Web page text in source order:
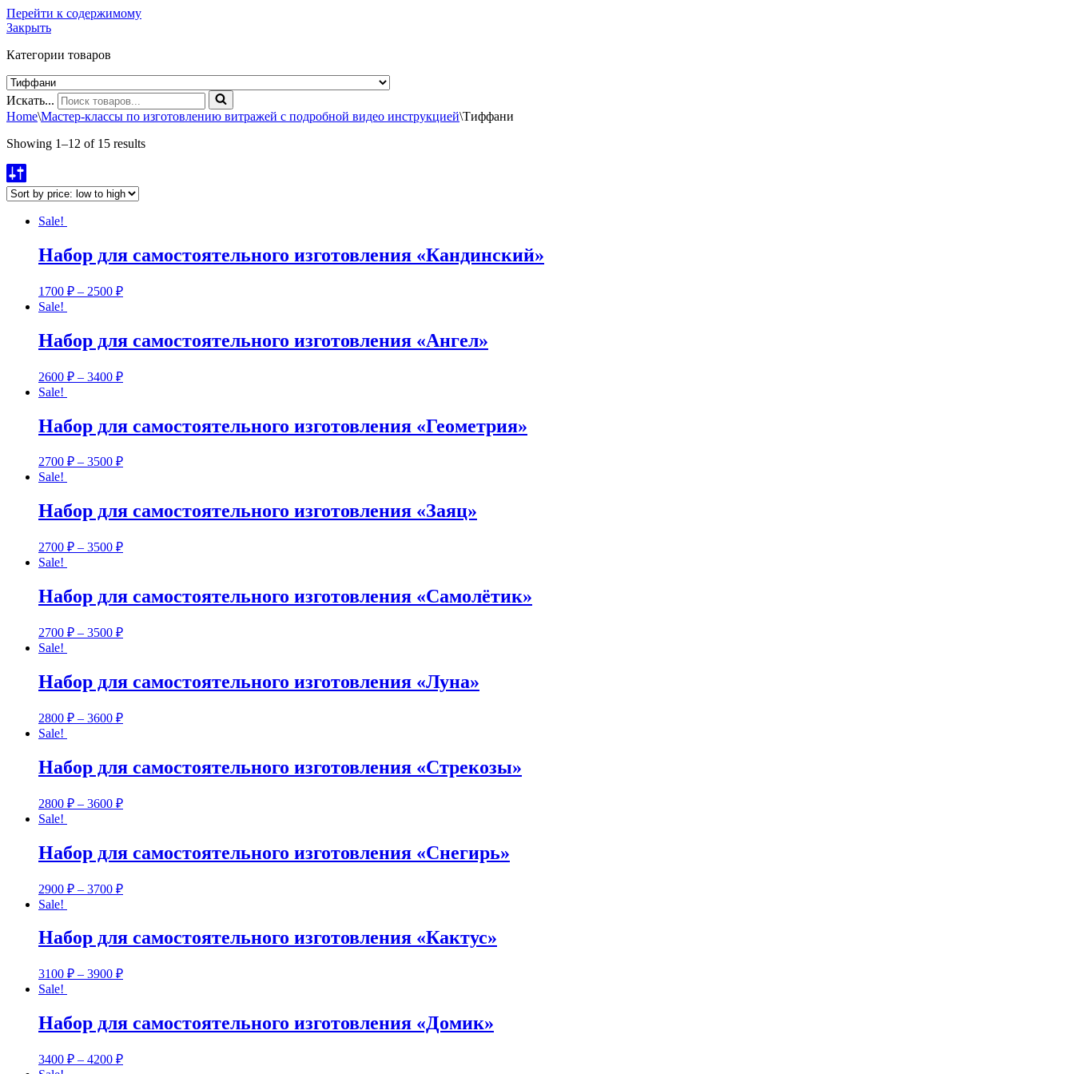
Перейти к содержимому
Закрыть
Категории товаров
Искать...
Home\Мастер-классы по изготовлению витражей с подробной видео инструкцией\Тиффани
Showing 1–12 of 15 results
Sale!
Набор для самостоятельного изготовления «Кандинский»
1700 ₽ – 2500 ₽
Sale!
Набор для самостоятельного изготовления «Ангел»
2600 ₽ – 3400 ₽
Sale!
Набор для самостоятельного изготовления «Геометрия»
2700 ₽ – 3500 ₽
Sale!
Набор для самостоятельного изготовления «Заяц»
2700 ₽ – 3500 ₽
Sale!
Набор для самостоятельного изготовления «Самолётик»
2700 ₽ – 3500 ₽
Sale!
Набор для самостоятельного изготовления «Луна»
2800 ₽ – 3600 ₽
Sale!
Набор для самостоятельного изготовления «Стрекозы»
2800 ₽ – 3600 ₽
Sale!
Набор для самостоятельного изготовления «Снегирь»
2900 ₽ – 3700 ₽
Sale!
Набор для самостоятельного изготовления «Кактус»
3100 ₽ – 3900 ₽
Sale!
Набор для самостоятельного изготовления «Домик»
3400 ₽ – 4200 ₽